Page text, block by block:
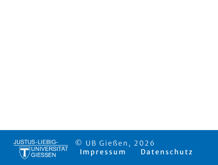
© UB Gießen, 2026
Impressum
Datenschutz